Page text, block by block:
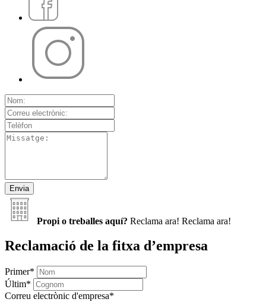
Propi o treballes aquí? Reclama ara! Reclama ara!
Reclamació de la fitxa d’empresa
Primer*
Últim*
Correu electrònic d'empresa*